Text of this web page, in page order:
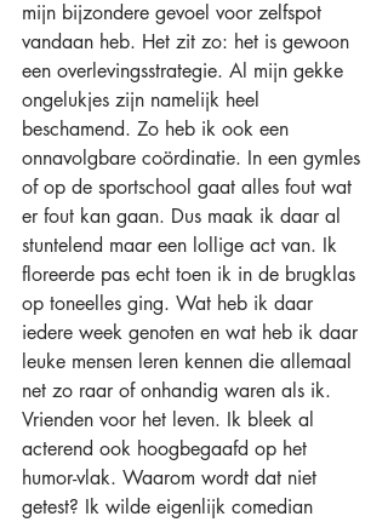
mijn bijzondere gevoel voor zelfspot
vandaan heb. Het zit zo: het is gewoon
een overlevingsstrategie. Al mijn gekke
ongelukjes zijn namelijk heel
beschamend. Zo heb ik ook een
onnavolgbare coördinatie. In een gymles
of op de sportschool gaat alles fout wat
er fout kan gaan. Dus maak ik daar al
stuntelend maar een lollige act van. Ik
floreerde pas echt toen ik in de brugklas
op toneelles ging. Wat heb ik daar
iedere week genoten en wat heb ik daar
leuke mensen leren kennen die allemaal
net zo raar of onhandig waren als ik.
Vrienden voor het leven. Ik bleek al
acterend ook hoogbegaafd op het
humor-vlak. Waarom wordt dat niet
getest? Ik wilde eigenlijk comedian